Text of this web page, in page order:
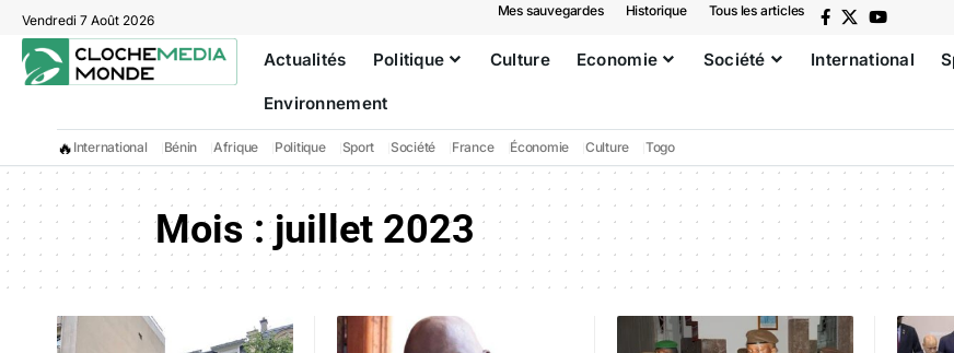
Vendredi 7 Août 2026
Mes sauvegardes Historique Tous les articles
Actualités Politique Culture Economie Société International
Environnement
🔥 International Bénin Afrique Politique Sport Société France Économie Culture Togo
Mois :juillet 2023